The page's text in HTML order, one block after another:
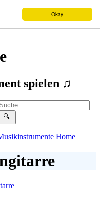
Okay
spielen ♫
Home